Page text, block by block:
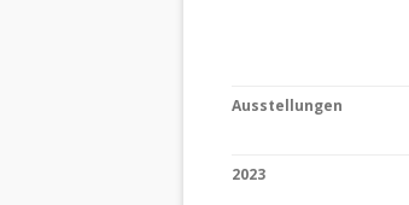
Ausstellungen
2023